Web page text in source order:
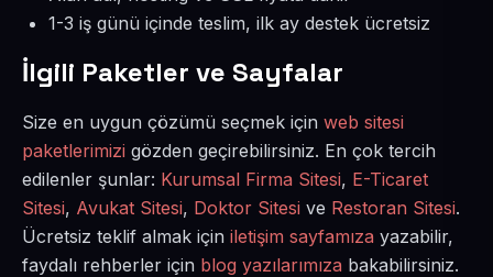
1-3 iş günü içinde teslim, ilk ay destek ücretsiz
İlgili Paketler ve Sayfalar
Size en uygun çözümü seçmek için web sitesi
paketlerimizi gözden geçirebilirsiniz. En çok tercih
edilenler şunlar: Kurumsal Firma Sitesi, E-Ticaret
Sitesi, Avukat Sitesi, Doktor Sitesi ve Restoran Sitesi.
Ücretsiz teklif almak için iletişim sayfamıza yazabilir,
faydalı rehberler için blog yazılarımıza bakabilirsiniz.